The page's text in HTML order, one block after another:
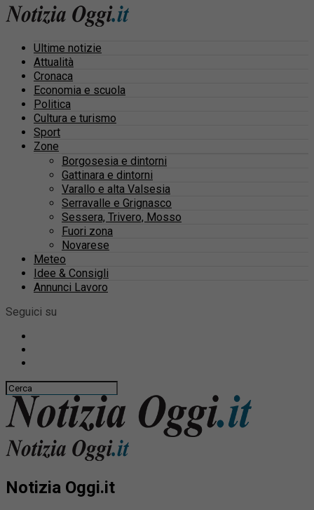
Ultime notizie
Attualità
Cronaca
Economia e scuola
Politica
Cultura e turismo
Sport
Zone
Borgosesia e dintorni
Gattinara e dintorni
Varallo e alta Valsesia
Serravalle e Grignasco
Sessera, Trivero, Mosso
Fuori zona
Novarese
Meteo
Idee & Consigli
Annunci Lavoro
Seguici su
Notizia Oggi.it